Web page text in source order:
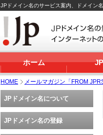
JPドメイン名のサービス案内、ドメイン
ホーム
HOME メールマガジン「FROM JPRS
JPドメイン名について
JPドメイン名の登録